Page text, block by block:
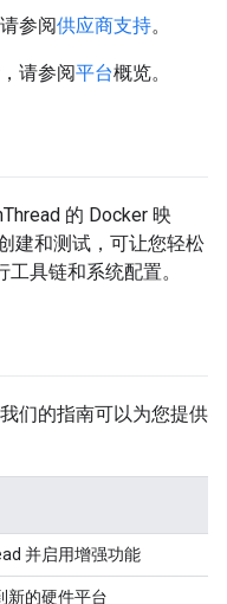
参阅供应商支持。
请参阅平台概览。
的 Docker 映
建和测试，可让您轻松
具链和系统配置。
们的指南可以为您提供
并启用增强功能
新的硬件平台